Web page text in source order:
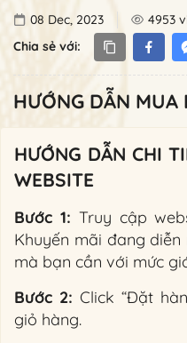
08 Dec, 2023
4953
Chia sẻ với:
HƯỚNG DẪN MUA
HƯỚNG DẪN CHI
WEBSITE
Bước 1: Truy cập
Khuyến mãi đang
mà bạn cần với mức
Bước 2: Click “Đặt
giỏ hàng.